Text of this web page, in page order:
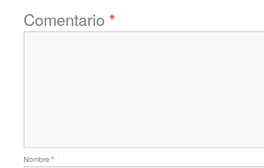
Comentario *
Nombre *